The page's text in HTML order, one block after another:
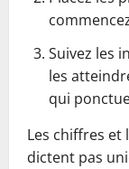
Suivez les
les
qui
Les chiffres et
dictent pas